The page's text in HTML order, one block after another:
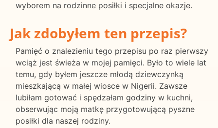
wyborem na rodzinne posiłki i specjalne okazje.
Jak zdobyłem ten przepis?
Pamięć o znalezieniu tego przepisu po raz pierwszy
wciąż jest świeża w mojej pamięci. Było to wiele lat
temu, gdy byłem jeszcze młodą dziewczynką
mieszkającą w małej wiosce w Nigerii. Zawsze
lubiłam gotować i spędzałam godziny w kuchni,
obserwując moją matkę przygotowującą pyszne
posiłki dla naszej rodziny.